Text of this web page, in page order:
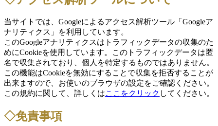
当サイトでは、Googleによるアクセス解析ツール「Googleア
ナリティクス」を利用しています。
このGoogleアナリティクスはトラフィックデータの収集のた
めにCookieを使用しています。このトラフィックデータは匿
名で収集されており、個人を特定するものではありません。
この機能はCookieを無効にすることで収集を拒否することが
出来ますので、お使いのブラウザの設定をご確認ください。
この規約に関して、詳しくはここをクリック してください。
◇免責事項